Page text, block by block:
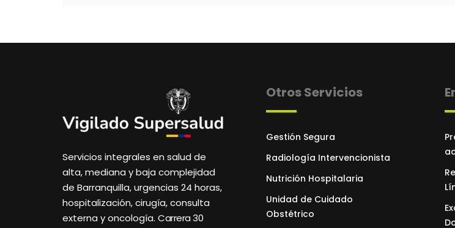
Servicios integrales en salud de
alta, mediana y baja complejidad
de Barranquilla, urgencias 24 horas,
hospitalización, cirugía, consulta
externa y oncología. Carrera 30
Otros Servicios
Gestión Segura
Radiología Intervencionista
Nutrición Hospitalaria
Unidad de Cuidado
Obstétrico